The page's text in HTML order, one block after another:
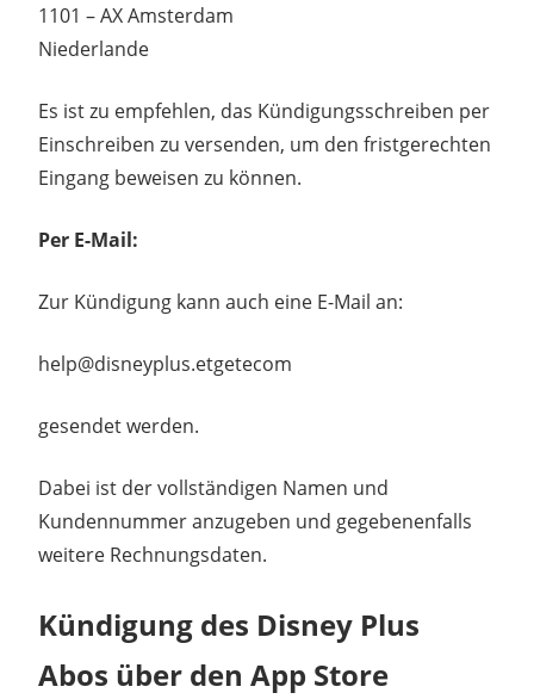
1101 – AX Amsterdam
Niederlande
Es ist zu empfehlen, das Kündigungsschreiben per
Einschreiben zu versenden, um den fristgerechten
Eingang beweisen zu können.
Per E-Mail:
Zur Kündigung kann auch eine E-Mail an:
help@disneyplus.etgetecom
gesendet werden.
Dabei ist der vollständigen Namen und
Kundennummer anzugeben und gegebenenfalls
weitere Rechnungsdaten.
Kündigung des Disney Plus
Abos über den App Store